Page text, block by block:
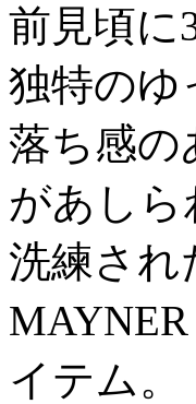
前見頃に
独特のゆ
落ち感の
があしら
洗練され
イテム。